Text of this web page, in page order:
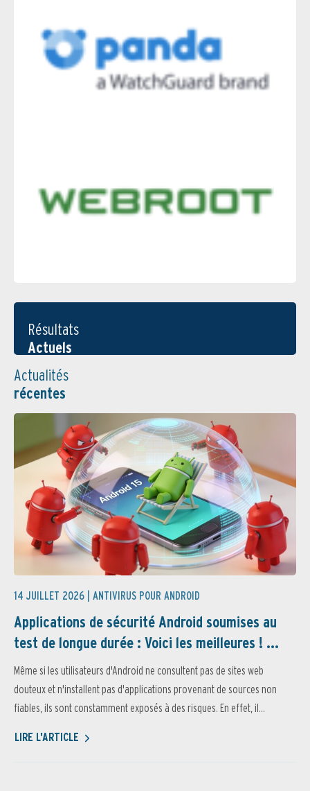
Résultats
Actuels
Actualités
récentes
14 JUILLET 2026 | ANTIVIRUS POUR ANDROID
Applications de sécurité Android soumises au
test de longue durée : Voici les meilleures ! ...
Même si les utilisateurs d'Android ne consultent pas de sites web
douteux et n'installent pas d'applications provenant de sources non
fiables, ils sont constamment exposés à des risques. En effet, il...
LIRE L'ARTICLE